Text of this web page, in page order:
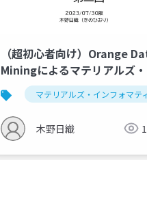
（超初心者向け）Orange
Miningによるマテリアルズ
ンフォマティクスハンズオン
回 2023/07/30版
マテリアルズ・インフォマテ
木野日織